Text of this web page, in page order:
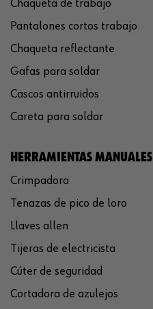
Chaqueta de trabajo
Pantalones cortos trabajo
Chaqueta reflectante
Gafas para soldar
Cascos antirruidos
Careta para soldar
HERRAMIENTAS MANUALES
Crimpadora
Tenazas de pico de loro
Llaves allen
Tijeras de electricista
Cúter de seguridad
Cortadora de azulejos